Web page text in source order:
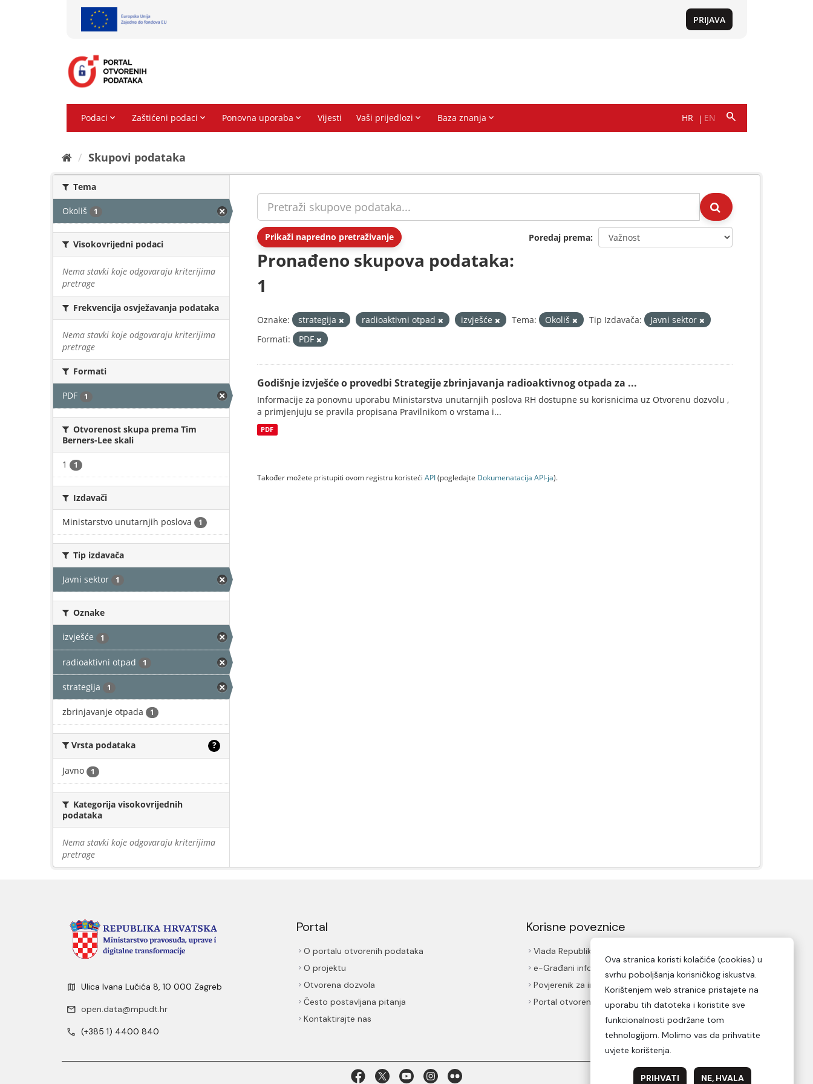
Skupovi podаtаkа
Tema
Okoliš 1
Visokovrijedni podaci
Nema stavki koje odgovaraju kriterijima
pretrage
Frekvencija osvježavanja podataka
Nema stavki koje odgovaraju kriterijima
pretrage
Formati
PDF 1
Otvorenost skupa prema Tim
Berners-Lee skali
1 1
Izdavači
Ministarstvo unutarnjih poslova 1
Tip izdavača
Javni sektor 1
Oznake
izvješće 1
radioaktivni otpad 1
strategija 1
zbrinjavanje otpada 1
Vrsta podataka ?
Javno 1
Kategorija visokovrijednih
podataka
Nema stavki koje odgovaraju kriterijima
pretrage
Prikaži napredno pretraživanje Poredaj prema
Pronađeno skupova podataka:
1
Oznake: strategija radioaktivni otpad izvješće Tema: Okoliš Tip Izdavača:
Javni sektor
Formati:
PDF
Godišnje izvješće o provedbi Strategije zbrinjavanja radioaktivnog otpada za ...
Informacije za ponovnu uporabu Ministarstva unutarnjih poslova RH dostupne su korisnicima uz Otvorenu dozvolu ,
a primjenjuju se pravila propisana Pravilnikom o vrstama i...
PDF
Također možete pristupiti ovom registru koristeći API(pogledajte Dokumenаtаcijа API-jа).